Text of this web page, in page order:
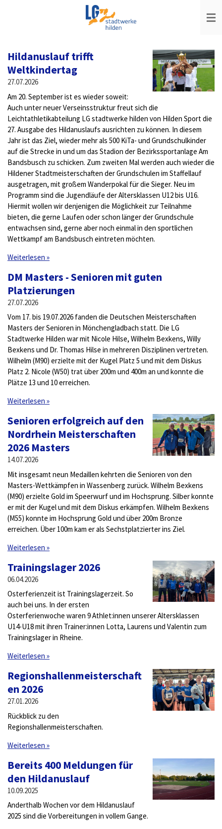
Hildanuslauf trifft
Weltkindertag
27.07.2026
Am 20. September ist es wieder soweit:
Auch unter neuer Verseinsstruktur freut sich die
Leichtathletikabteilung LG stadtwerke hilden von Hilden Sport die
27. Ausgabe des Hildanuslaufs ausrichten zu können. In diesem
Jahr ist das Ziel, wieder mehr als 500 KiTa- und Grundschulkinder
auf die Strecke in und um das Stadion der Bezirkssportanlage Am
Bandsbusch zu schicken. Zum zweiten Mal werden auch wieder die
Hildener Stadtmeisterschaften der Grundschulen im Staffellauf
ausgetragen, mit großem Wanderpokal für die Sieger. Neu im
Programm sind die Jugendläufe der Altersklassen U12 bis U16.
Hiermit wollen wir denjenigen die Möglichkeit zur Teilnahme
bieten, die gerne Laufen oder schon länger der Grundschule
entwachsen sind, gerne aber noch einmal in den sportlichen
Wettkampf am Bandsbusch eintreten möchten.
Weiterlesen »
DM Masters - Senioren mit guten
Platzierungen
27.07.2026
Vom 17. bis 19.07.2026 fanden die Deutschen Meisterschaften
Masters der Senioren in Mönchengladbach statt. Die LG
Stadtwerke Hilden war mit Nicole Hilse, Wilhelm Bexkens, Willy
Bexkens und Dr. Thomas Hilse in mehreren Disziplinen vertreten.
Wilhelm (M90) erzielte mit der Kugel Platz 5 und mit dem Diskus
Platz 2. Nicole (W50) trat über 200m und 400m an und konnte die
Plätze 13 und 10 erreichen.
Weiterlesen »
Senioren erfolgreich auf den
Nordrhein Meisterschaften
2026 Masters
14.07.2026
Mit insgesamt neun Medaillen kehrten die Senioren von den
Masters-Wettkämpfen in Wassenberg zurück. Wilhelm Bexkens
(M90) erzielte Gold im Speerwurf und im Hochsprung. Silber konnte
er mit der Kugel und mit dem Diskus erkämpfen. Wilhelm Bexkens
(M55) konnte im Hochsprung Gold und über 200m Bronze
erreichen. Über 100m kam er als Sechstplatzierter ins Ziel.
Weiterlesen »
Trainingslager 2026
06.04.2026
Osterferienzeit ist Trainingslagerzeit. So
auch bei uns. In der ersten
Osterferienwoche waren 9 Athlet:innen unserer Altersklassen
U14-U18 mit ihren Trainer:innen Lotta, Laurens und Valentin zum
Trainingslager in Rheine.
Weiterlesen »
Regionshallenmeisterschaft
en 2026
27.01.2026
Rückblick zu den
Regionshallenmeisterschaften.
Weiterlesen »
Bereits 400 Meldungen für
den Hildanuslauf
10.09.2025
Anderthalb Wochen vor dem Hildanuslauf
2025 sind die Vorbereitungen in vollem Gange.